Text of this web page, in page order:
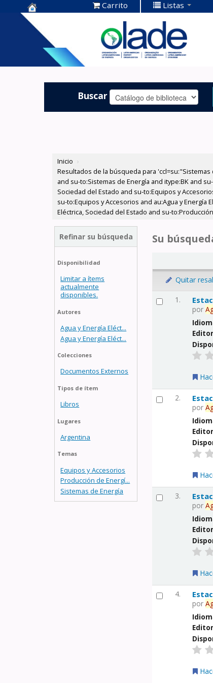
Centro de
Documentación
OLADE -
Carrito Listas
Buscar
Inicio ›
Resultados de la búsqueda para 'ccl=su:"Sistemas
and su-to:Sistemas de Energía and itype:BK and
Sociedad del Estado and su-to:Equipos y
su-to:Equipos y Accesorios and au:Agua y Energía
Eléctrica, Sociedad del Estado and su-
Refinar su búsqueda
Disponibilidad
Limitar a ítems
actualmente
disponibles.
Autores
Agua y Energía Eléct...
Agua y Energía Eléct...
Colecciones
Documentos Externos
Tipos de ítem
Libros
Lugares
Argentina
Temas
Equipos y Accesorios
Producción de Energí...
Sistemas de Energía
Su
Quitar
1.
por
2.
por
3.
por
4.
por